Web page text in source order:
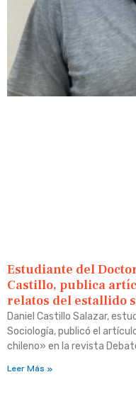
Estudiante del
Castillo, publica
relatos del estallido
Daniel Castillo Salazar,
Sociología, publicó el
chileno» en la revista
Leer Más »